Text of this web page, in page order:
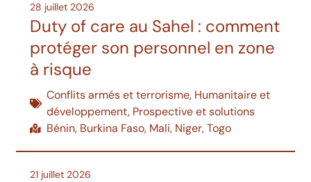
28 juillet 2026
Duty of care au Sahel : comment
protéger son personnel en zone
à risque
Conflits armés et terrorisme, Humanitaire et
développement, Prospective et solutions
Bénin, Burkina Faso, Mali, Niger,Togo
21 juillet 2026